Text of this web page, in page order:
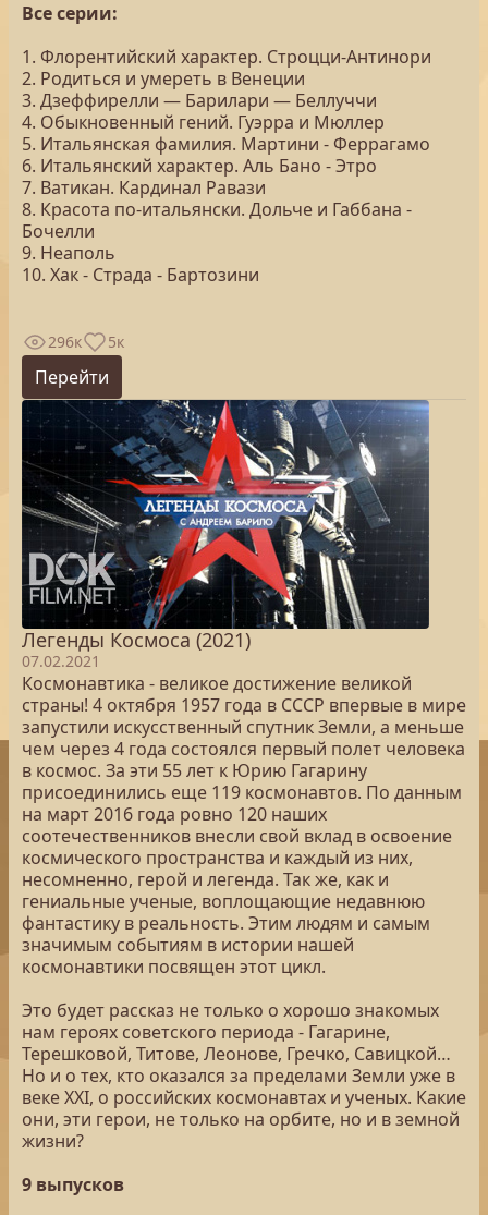
Все серии:
1. Флорентийский характер. Строцци-Антинори
2. Родиться и умереть в Венеции
3. Дзеффирелли — Барилари — Беллуччи
4. Обыкновенный гений. Гуэрра и Мюллер
5. Итальянская фамилия. Мартини - Феррагамо
6. Итальянский характер. Аль Бано - Этро
7. Ватикан. Кардинал Равази
8. Красота по-итальянски. Дольче и Габбана -
Бочелли
9. Неаполь
10. Хак - Страда - Бартозини
296к 5к
Перейти
Легенды Космоса (2021)
07.02.2021
Космонавтика - великое достижение великой
страны! 4 октября 1957 года в СССР впервые в мире
запустили искусственный спутник Земли, а меньше
чем через 4 года состоялся первый полет человека
в космос. За эти 55 лет к Юрию Гагарину
присоединились еще 119 космонавтов. По данным
на март 2016 года ровно 120 наших
соотечественников внесли свой вклад в освоение
космического пространства и каждый из них,
несомненно, герой и легенда. Так же, как и
гениальные ученые, воплощающие недавнюю
фантастику в реальность. Этим людям и самым
значимым событиям в истории нашей
космонавтики посвящен этот цикл.
Это будет рассказ не только о хорошо знакомых
нам героях советского периода - Гагарине,
Терешковой, Титове, Леонове, Гречко, Савицкой…
Но и о тех, кто оказался за пределами Земли уже в
веке XXI, о российских космонавтах и ученых. Какие
они, эти герои, не только на орбите, но и в земной
жизни?
9 выпусков